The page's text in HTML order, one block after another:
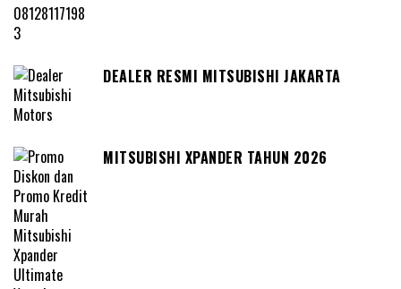
DEALER RESMI MITSUBISHI JAKARTA
MITSUBISHI XPANDER TAHUN 2026